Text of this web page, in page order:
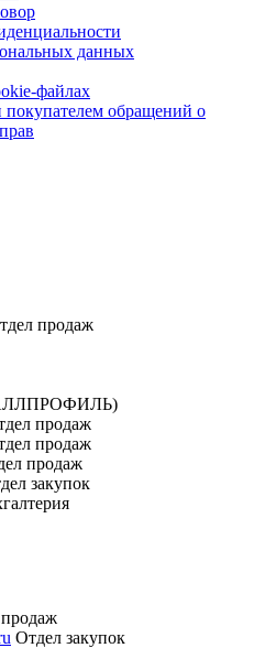
данных
файлах
покупателем обращений о
продаж
продаж
продаж
продаж
закупок
Отдел закупок